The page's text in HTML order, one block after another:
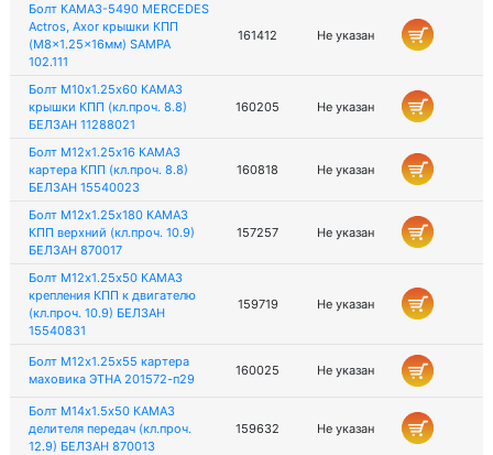
Болт КАМАЗ-5490 MERCEDES
Actros, Axor крышки КПП
(M8x1.25x16мм) SAMPA
102.111
161412 Не указан
Болт М10х1.25х60 КАМАЗ
крышки КПП (кл.проч. 8.8)
БЕЛЗАН 11288021
160205 Не указан
Болт М12х1.25х16 КАМАЗ
картера КПП (кл.проч. 8.8)
БЕЛЗАН 15540023
160818 Не указан
Болт М12х1.25х180 КАМАЗ
КПП верхний (кл.проч. 10.9)
БЕЛЗАН 870017
157257 Не указан
Болт М12х1.25х50 КАМАЗ
крепления КПП к двигателю
(кл.проч. 10.9) БЕЛЗАН
15540831
159719 Не указан
Болт М12х1.25х55 картера
маховика ЭТНА 201572-п29
160025 Не указан
Болт М14х1.5х50 КАМАЗ
делителя передач (кл.проч.
12.9) БЕЛЗАН 870013
159632 Не указан